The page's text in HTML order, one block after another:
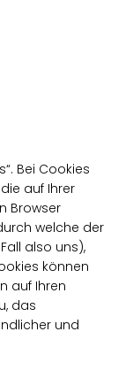
Bei Cookies
auf Ihrer
Browser
welche der
also uns),
können
auf Ihren
das
und